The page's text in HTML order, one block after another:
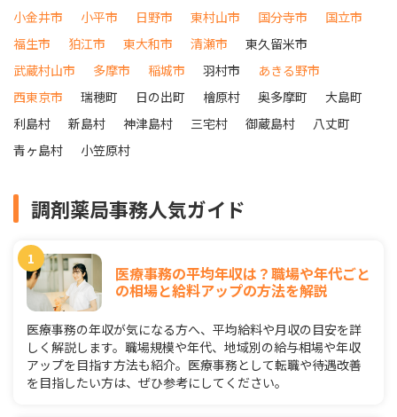
小金井市
小平市 日野市 東村山市 国分寺市
国立市
福生市
狛江市 東大和市 清瀬市
東久留米市
武蔵村山市
多摩市 稲城市 羽村市
あきる野市
西東京市
瑞穂町 日の出町 檜原村 奥多摩町
大島町
利島村
新島村 神津島村 三宅村 御蔵島村
八丈町
青ヶ島村
小笠原村
調剤薬局事務人気ガイド
医療事務の平均年収は？職場や年代ごと
の相場と給料アップの方法を解説
医療事務の年収が気になる方へ、平均給料や月収の目安を詳
しく解説します。職場規模や年代、地域別の給与相場や年収
アップを目指す方法も紹介。医療事務として転職や待遇改善
を目指したい方は、ぜひ参考にしてください。